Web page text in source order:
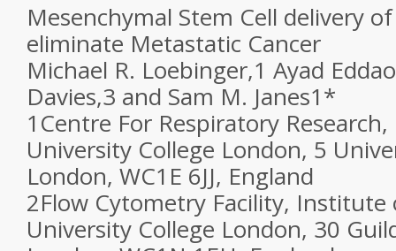
Mesenchymal Stem Cell delivery
eliminate Metastatic Cancer
Michael R. Loebinger,1 Ayad
Davies,3 and Sam M. Janes1*
1Centre For Respiratory
University College London, 5
London, WC1E 6JJ, England
2Flow Cytometry Facility,
University College London, 30